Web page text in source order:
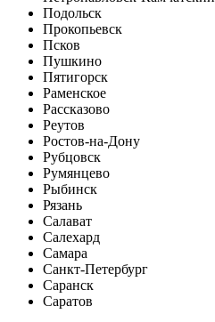
Подольск
Прокопьевск
Псков
Пушкино
Пятигорск
Раменское
Рассказово
Реутов
Ростов-на-Дону
Рубцовск
Румянцево
Рыбинск
Рязань
Салават
Салехард
Самара
Санкт-Петербург
Саранск
Саратов